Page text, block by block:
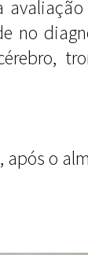
após o